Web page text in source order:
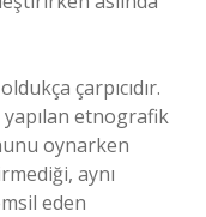
çarpıcıdır.
yapılan etnografik
oynarken
aynı
eden